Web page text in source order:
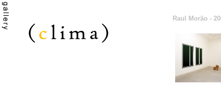
Raul Morão -